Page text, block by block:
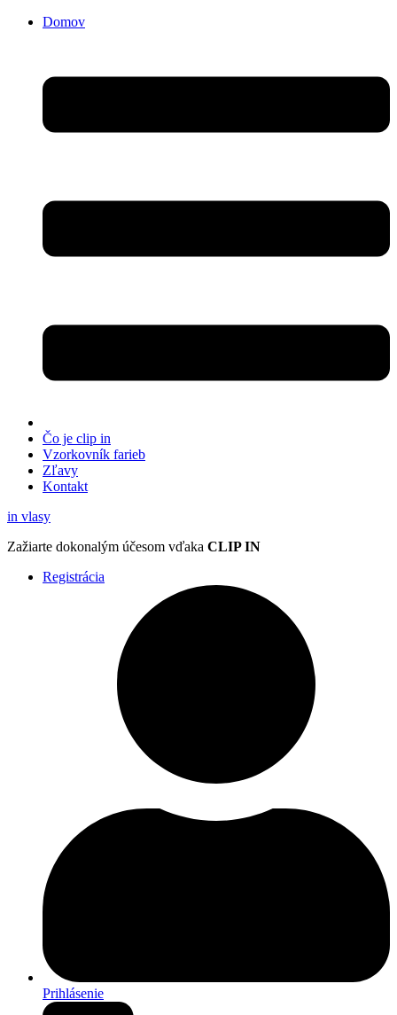
Domov
Čo je clip in
Vzorkovník farieb
Zľavy
Kontakt
in vlasy
Zažiarte dokonalým účesom vďaka CLIP IN
Registrácia
Prihlásenie